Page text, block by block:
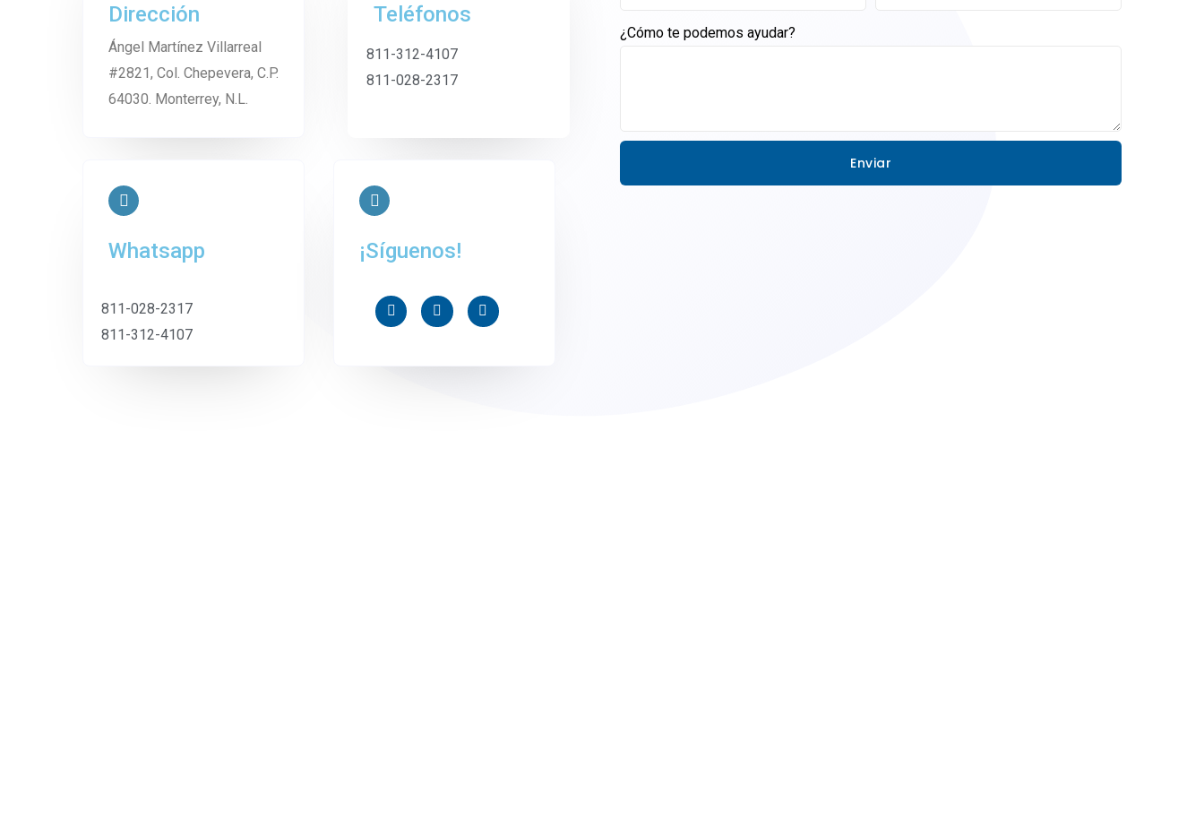
Dirección
Ángel Martínez Villarreal
#2821, Col. Chepevera, C.P.
64030. Monterrey, N.L.
Teléfonos
811-312-4107
811-028-2317
Whatsapp
811-028-2317
811-312-4107
¡Síguenos!
¿Cómo te podemos ayudar?
Enviar